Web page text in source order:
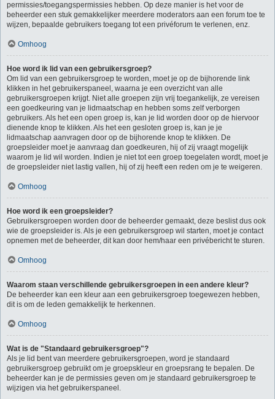
permissies/toegangspermissies hebben. Op deze manier is het voor de
beheerder een stuk gemakkelijker meerdere moderators aan een forum toe te
wijzen, bepaalde gebruikers toegang tot een privéforum te verlenen, enz.
Omhoog
Hoe word ik lid van een gebruikersgroep?
Om lid van een gebruikersgroep te worden, moet je op de bijhorende link
klikken in het gebruikerspaneel, waarna je een overzicht van alle
gebruikersgroepen krijgt. Niet alle groepen zijn vrij toegankelijk, ze vereisen
een goedkeuring van je lidmaatschap en hebben soms zelf verborgen
gebruikers. Als het een open groep is, kan je lid worden door op de hiervoor
dienende knop te klikken. Als het een gesloten groep is, kan je je
lidmaatschap aanvragen door op de bijhorende knop te klikken. De
groepsleider moet je aanvraag dan goedkeuren, hij of zij vraagt mogelijk
waarom je lid wil worden. Indien je niet tot een groep toegelaten wordt, moet je
de groepsleider niet lastig vallen, hij of zij heeft een reden om je te weigeren.
Omhoog
Hoe word ik een groepsleider?
Gebruikersgroepen worden door de beheerder gemaakt, deze beslist dus ook
wie de groepsleider is. Als je een gebruikersgroep wil starten, moet je contact
opnemen met de beheerder, dit kan door hem/haar een privébericht te sturen.
Omhoog
Waarom staan verschillende gebruikersgroepen in een andere kleur?
De beheerder kan een kleur aan een gebruikersgroep toegewezen hebben,
dit is om de leden gemakkelijk te herkennen.
Omhoog
Wat is de "Standaard gebruikersgroep"?
Als je lid bent van meerdere gebruikersgroepen, word je standaard
gebruikersgroep gebruikt om je groepskleur en groepsrang te bepalen. De
beheerder kan je de permissies geven om je standaard gebruikersgroep te
wijzigen via het gebruikerspaneel.